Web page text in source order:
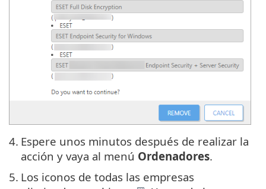
4. Espere unos minutos después de realizar la
acción y vaya al menú Ordenadores.
5. Los iconos de todas las empresas